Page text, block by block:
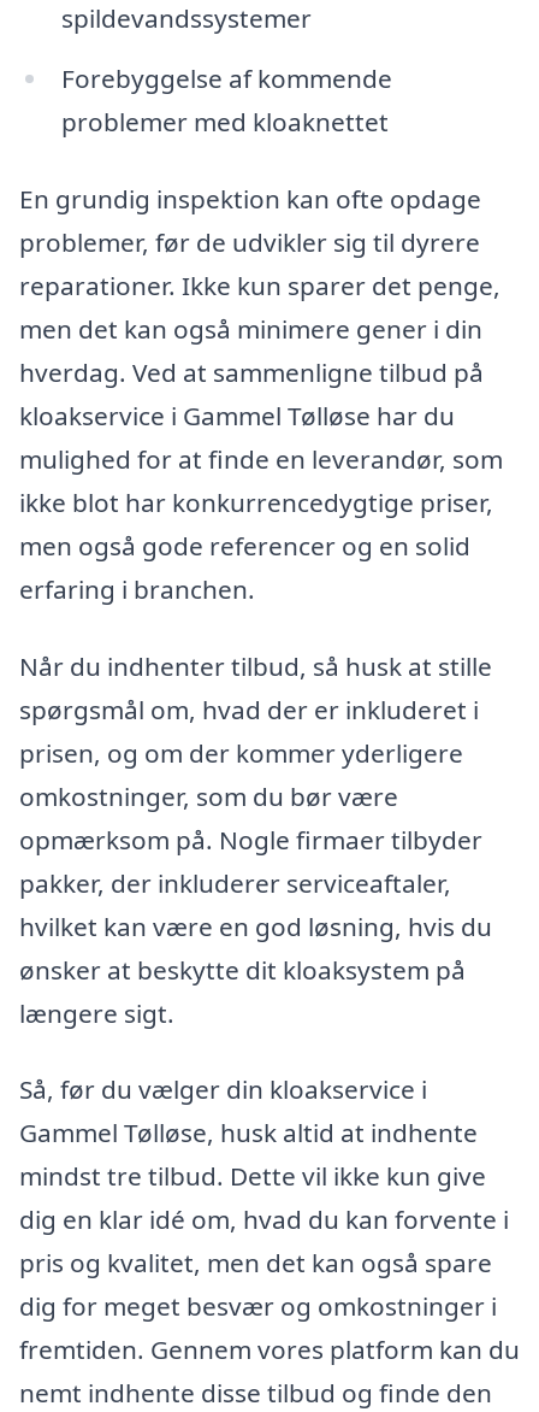
spildevandssystemer
Forebyggelse af kommende
problemer med kloaknettet
En grundig inspektion kan ofte opdage
problemer, før de udvikler sig til dyrere
reparationer. Ikke kun sparer det penge,
men det kan også minimere gener i din
hverdag. Ved at sammenligne tilbud på
kloakservice i Gammel Tølløse har du
mulighed for at finde en leverandør, som
ikke blot har konkurrencedygtige priser,
men også gode referencer og en solid
erfaring i branchen.
Når du indhenter tilbud, så husk at stille
spørgsmål om, hvad der er inkluderet i
prisen, og om der kommer yderligere
omkostninger, som du bør være
opmærksom på. Nogle firmaer tilbyder
pakker, der inkluderer serviceaftaler,
hvilket kan være en god løsning, hvis du
ønsker at beskytte dit kloaksystem på
længere sigt.
Så, før du vælger din kloakservice i
Gammel Tølløse, husk altid at indhente
mindst tre tilbud. Dette vil ikke kun give
dig en klar idé om, hvad du kan forvente i
pris og kvalitet, men det kan også spare
dig for meget besvær og omkostninger i
fremtiden. Gennem vores platform kan du
nemt indhente disse tilbud og finde den